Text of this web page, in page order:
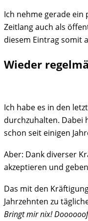
Ich nehme gerade ein
Zeitlang auch als
diesem Eintrag somit
Wieder
Ich habe es in den
durchzuhalten. Dabei
schon seit einigen
Aber: Dank diverser
akzeptieren und
Das mit den
Jahrzehnten zu
Bringt mir nix!